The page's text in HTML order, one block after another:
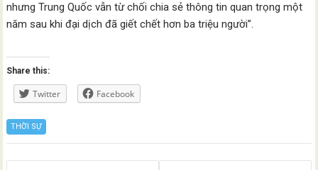
nhưng Trung Quốc vẫn từ chối chia sẻ thông tin quan trọng một
năm sau khi đại dịch đã giết chết hơn ba triệu người”.
Share this:
Twitter Facebook
THỜI SỰ